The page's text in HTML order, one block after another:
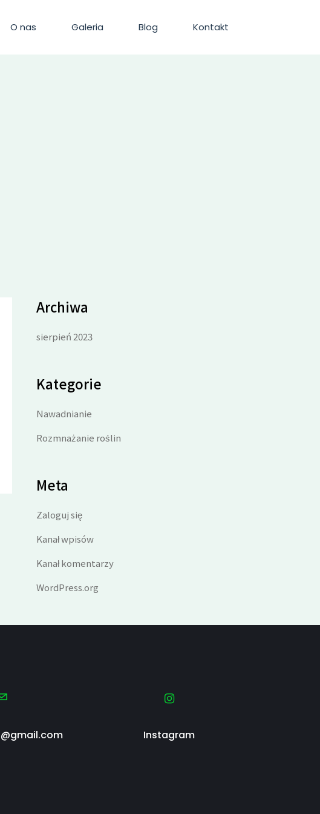
O nas Galeria Blog Kontakt
Archiwa
sierpień 2023
Kategorie
Nawadnianie
Rozmnażanie roślin
Meta
Zaloguj się
Kanał wpisów
Kanał komentarzy
WordPress.org
Instagram